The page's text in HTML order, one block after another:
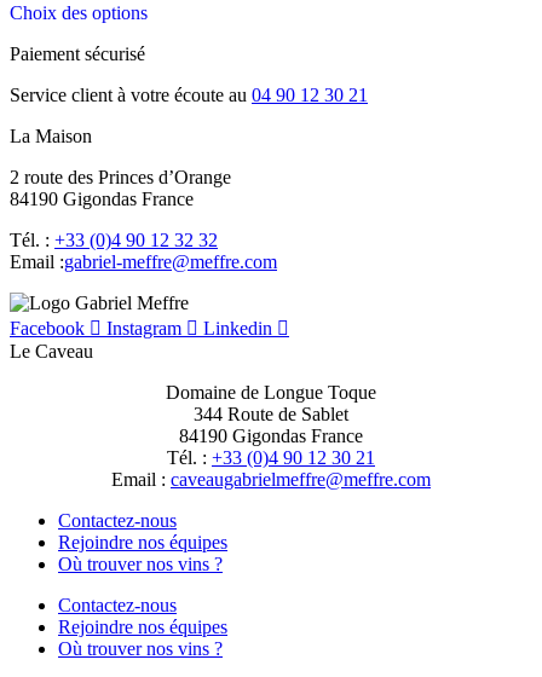
Choix des options
Paiement sécurisé
Service client à votre écoute au 04 90 12 30 21
La Maison
2 route des Princes d’Orange
84190 Gigondas France
Tél. : +33 (0)4 90 12 32 32
Email :moc.erffem@erffem-leirbag
Facebook Instagram
Linkedin
Le Caveau
Domaine de Longue Toque
344 Route de Sablet
84190 Gigondas France
Tél. : +33 (0)4 90 12 30 21
Email : moc.erffem@erffemleirbaguaevac
Contactez-nous
Rejoindre nos équipes
Où trouver nos vins ?
Contactez-nous
Rejoindre nos équipes
Où trouver nos vins ?